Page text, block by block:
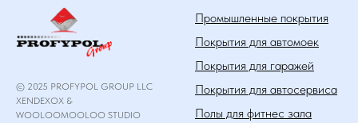
© 2025 PROFYPOL GROUP LLC
XENDEXOX &
WOOLOOMOOLOO STUDIO
Промышленные покрытия
Покрытия для автомоек
Покрытия для гаражей
Покрытия для автосервиса
Полы для фитнес зала